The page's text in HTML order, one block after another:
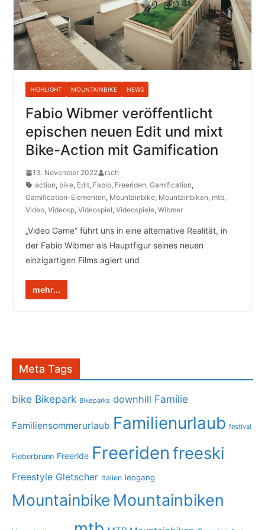
HIGHLIGHT MOUNTAINBIKE NEWS
Fabio Wibmer veröffentlicht
epischen neuen Edit und mixt
Bike-Action mit Gamification
13. November 2022
rsch
action, bike, Edit, Fabio, Freeriden, Gamification,
Gamification-Elementen, Mountainbike, Mountainbiken, mtb,
Video, Videosp, Videospiel, Videospiele, Wibmer
„Video Game“ führt uns in eine alternative Realität, in
der Fabio Wibmer als Hauptfigur seines neuen
einzigartigen Films agiert und
mehr...
Meta Tags
bike Bikepark Bikeparks downhill Familie
Familiensommerurlaub Familienurlaub festival
Fieberbrunn Freeride Freeriden freeski
Freestyle Gletscher Italien leogang
Mountainbike Mountainbiken